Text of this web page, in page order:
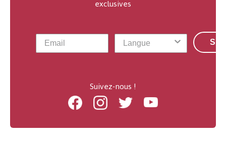
exclusives
Suivez-nous !
FacebookInstagramTwitter Youtube